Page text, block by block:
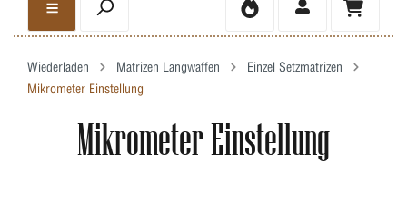
Wiederladen Matrizen Langwaffen
Einzel Setzmatrizen
Mikrometer Einstellung
Mikrometer Einstellung